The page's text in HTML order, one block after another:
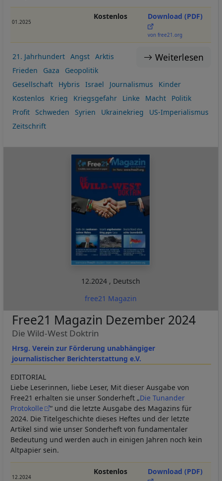
01.2025
Kostenlos Download (PDF)
von free21.org
Weiterlesen
21. Jahrhundert Angst
Arktis
Frieden
Gaza
Geopolitik
Gesellschaft
Hybris Israel Journalismus
Kinder
Kostenlos
Krieg Kriegsgefahr Linke Macht
Politik
Profit
Schweden Syrien Ukrainekrieg
US-Imperialismus
Zeitschrift
12.2024 , Deutsch
free21 Magazin
Hrsg. Verein zur Förderung unabhängiger
journalistischer Berichterstattung e.V.
Free21 Magazin Dezember 2024
Die Wild-West Doktrin
EDITORIAL
Liebe Leserinnen, liebe Leser, Mit dieser Ausgabe von
Free21 erhalten sie unser Sonderheft „Die Tunander
Protokolle
“ und die letzte Ausgabe des Magazins für
2024. Die Titelgeschichte dieses Heftes und der letzte
Artikel sind wie unser Sonderheft von fundamentaler
Bedeutung und werden auch in einigen Jahren noch kein
Altpapier sein.
12.2024
Kostenlos Download (PDF)